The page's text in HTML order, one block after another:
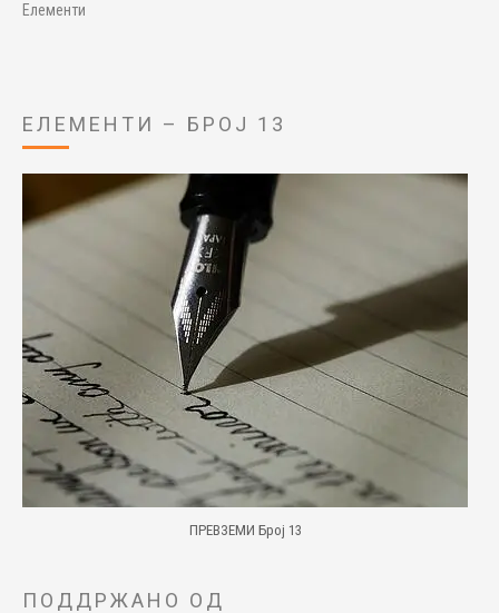
Елементи
ЕЛЕМЕНТИ – БРОЈ 13
ПРЕВЗЕМИ Број 13
ПОДДРЖАНО ОД